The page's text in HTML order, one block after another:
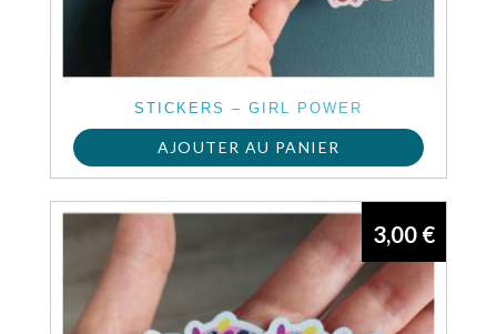
STICKERS – GIRL POWER
AJOUTER AU PANIER
3,00 €